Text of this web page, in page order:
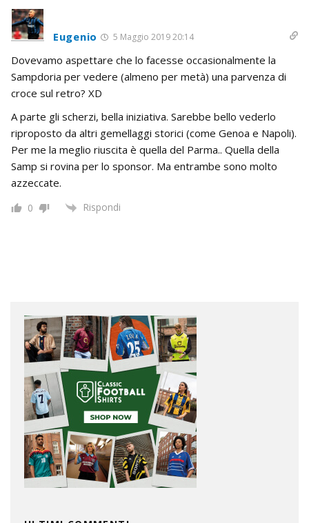
Eugenio 5 Maggio 2019 20:14
Dovevamo aspettare che lo facesse occasionalmente la
Sampdoria per vedere (almeno per metà) una parvenza di
croce sul retro? XD
A parte gli scherzi, bella iniziativa. Sarebbe bello vederlo
riproposto da altri gemellaggi storici (come Genoa e Napoli).
Per me la meglio riuscita è quella del Parma.. Quella della
Samp si rovina per lo sponsor. Ma entrambe sono molto
azzeccate.
0 Rispondi